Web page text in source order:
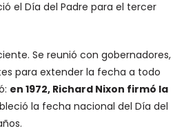
el Día del Padre para el tercer
Se reunió con gobernadores,
para extender la fecha a todo
en 1972, Richard Nixon firmó la
la fecha nacional del Día del